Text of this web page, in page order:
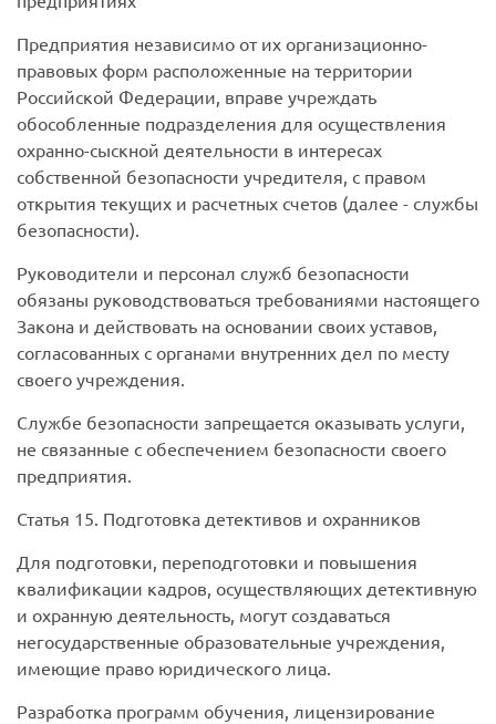
Предприятия независимо от их организационно-
правовых форм расположенные на территории
Российской Федерации, вправе учреждать
обособленные подразделения для осуществления
охранно-сыскной деятельности в интересах
собственной безопасности учредителя, с правом
открытия текущих и расчетных счетов (далее - службы
безопасности).
Руководители и персонал служб безопасности
обязаны руководствоваться требованиями настоящего
Закона и действовать на основании своих уставов,
согласованных с органами внутренних дел по месту
своего учреждения.
Службе безопасности запрещается оказывать услуги,
не связанные с обеспечением безопасности своего
предприятия.
Статья 15. Подготовка детективов и охранников
Для подготовки, переподготовки и повышения
квалификации кадров, осуществляющих детективную
и охранную деятельность, могут создаваться
негосударственные образовательные учреждения,
имеющие право юридического лица.
Разработка программ обучения, лицензирование